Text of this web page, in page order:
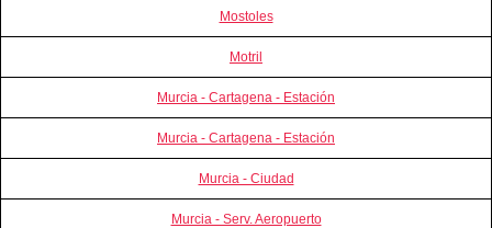
Mostoles
Motril
Murcia - Cartagena - Estación
Murcia - Cartagena - Estación
Murcia - Ciudad
Murcia - Serv. Aeropuerto